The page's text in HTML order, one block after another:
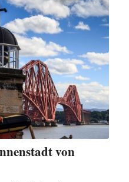
von